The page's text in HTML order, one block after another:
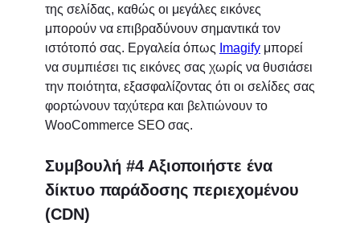
της σελίδας, καθώς οι μεγάλες εικόνες
μπορούν να επιβραδύνουν σημαντικά τον
ιστότοπό σας. Εργαλεία όπως Imagify μπορεί
να συμπιέσει τις εικόνες σας χωρίς να θυσιάσει
την ποιότητα, εξασφαλίζοντας ότι οι σελίδες σας
φορτώνουν ταχύτερα και βελτιώνουν το
WooCommerce SEO σας.
Συμβουλή #4 Αξιοποιήστε ένα
δίκτυο παράδοσης περιεχομένου
(CDN)